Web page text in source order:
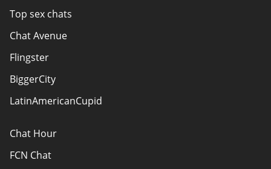
Top sex chats
Chat Avenue
Flingster
BiggerCity
LatinAmericanCupid
Chat Hour
FCN Chat